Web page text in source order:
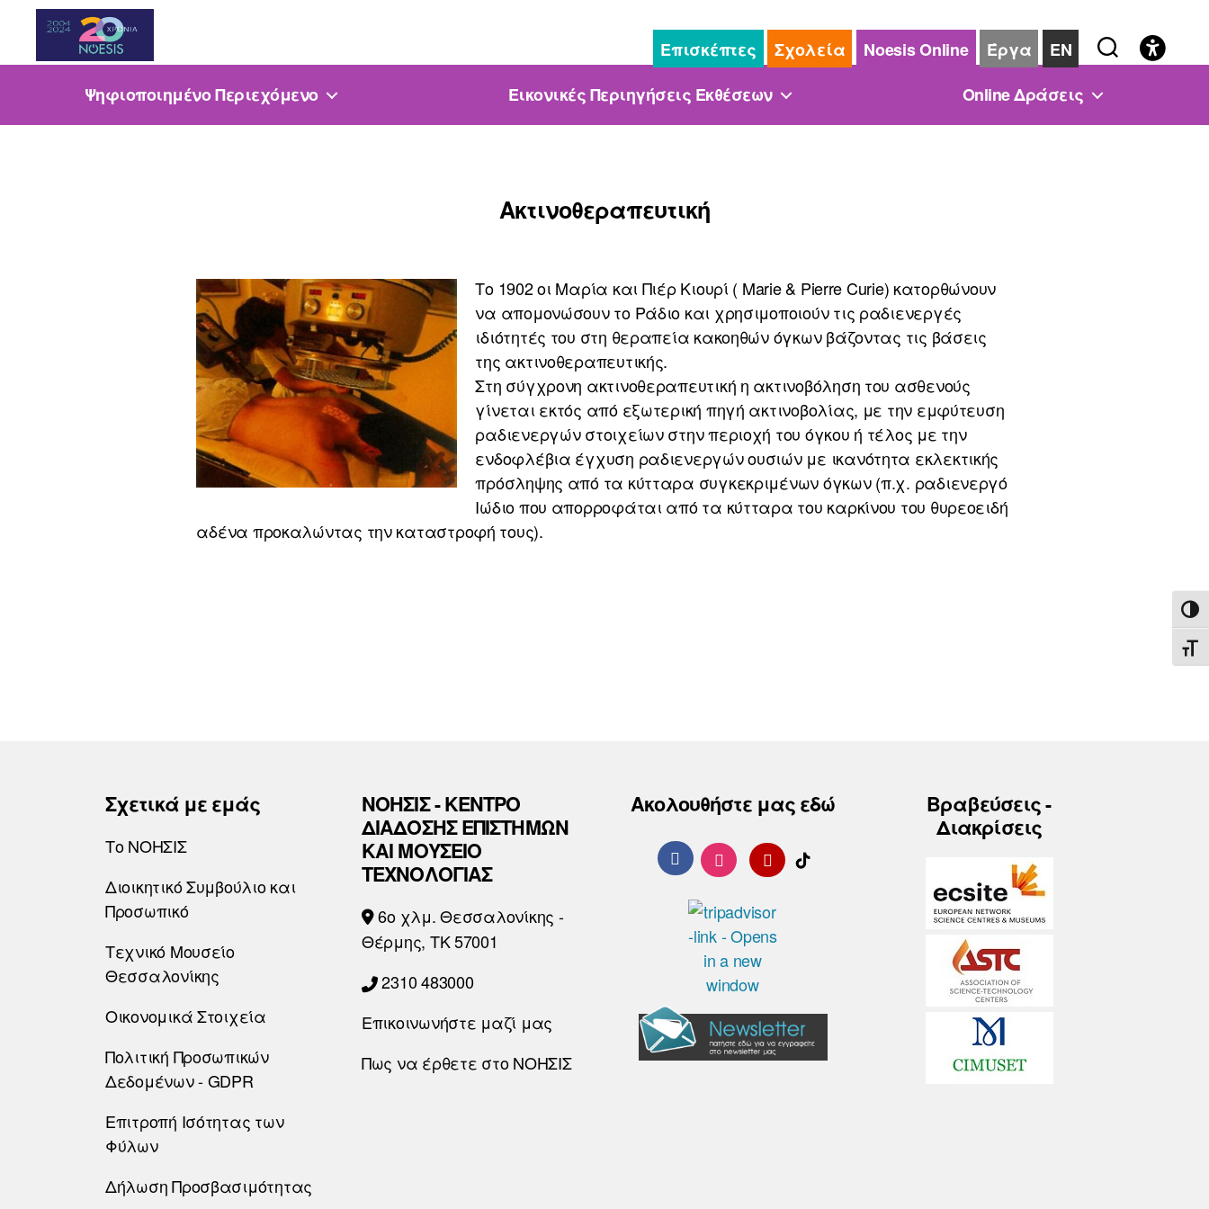
Noesis
Επισκέπτες Σχολεία Noesis Online Έργα
EN
Ψηφιοποιημένο Περιεχόμενο
Εικονικές Περιηγήσεις Εκθέσεων Online Δράσεις
Ακτινοθεραπευτική
Το 1902 οι Μαρία και Πιέρ Κιουρί ( Marie & Pierre Curie) κατορθώνουν
να απομονώσουν το Ράδιο και χρησιμοποιούν τις ραδιενεργές
ιδιότητές του στη θεραπεία κακοηθών όγκων βάζοντας τις βάσεις
της ακτινοθεραπευτικής.
Στη σύγχρονη ακτινοθεραπευτική η ακτινοβόληση του ασθενούς
γίνεται εκτός από εξωτερική πηγή ακτινοβολίας, με την εμφύτευση
ραδιενεργών στοιχείων στην περιοχή του όγκου ή τέλος με την
ενδοφλέβια έγχυση ραδιενεργών ουσιών με ικανότητα εκλεκτικής
πρόσληψης από τα κύτταρα συγκεκριμένων όγκων (π.χ. ραδιενεργό
Ιώδιο που απορροφάται από τα κύτταρα του καρκίνου του θυρεοειδή
αδένα προκαλώντας την καταστροφή τους).
Σχετικά με εμάς
Το ΝΟΗΣΙΣ
Διοικητικό Συμβούλιο και
Προσωπικό
Τεχνικό Μουσείο
Θεσσαλονίκης
Οικονομικά Στοιχεία
Πολιτική Προσωπικών
Δεδομένων - GDPR
Επιτροπή Ισότητας των
Φύλων
Δήλωση Προσβασιμότητας
ΝΟΗΣΙΣ - ΚΕΝΤΡΟ
ΔΙΑΔΟΣΗΣ ΕΠΙΣΤΗΜΩΝ
ΚΑΙ ΜΟΥΣΕΙΟ
ΤΕΧΝΟΛΟΓΙΑΣ
6o χλμ. Θεσσαλονίκης -
Θέρμης, ΤΚ 57001
2310 483000
Επικοινωνήστε μαζί μας
Πως να έρθετε στο ΝΟΗΣΙΣ
Ακολουθήστε μας εδώ
Βραβεύσεις -
Διακρίσεις